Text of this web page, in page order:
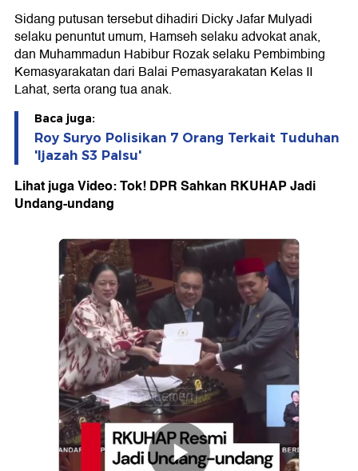
Sidang putusan tersebut dihadiri Dicky Jafar Mulyadi
selaku penuntut umum, Hamseh selaku advokat anak,
dan Muhammadun Habibur Rozak selaku Pembimbing
Kemasyarakatan dari Balai Pemasyarakatan Kelas II
Lahat, serta orang tua anak.
Baca juga:
Roy Suryo Polisikan 7 Orang Terkait Tuduhan
'Ijazah S3 Palsu'
Lihat juga Video: Tok! DPR Sahkan RKUHAP Jadi
Undang-undang